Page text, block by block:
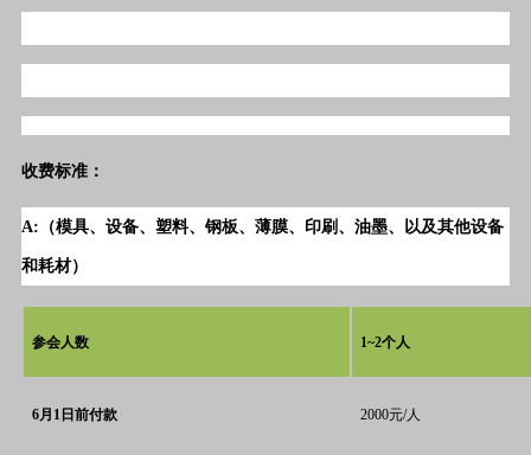
收费标准：
A:（模具、设备、塑料、钢板、薄膜、印刷、油墨、以及其他设备
和耗材）
参会人数 1~2个人
6月1日前付款 2000元/人